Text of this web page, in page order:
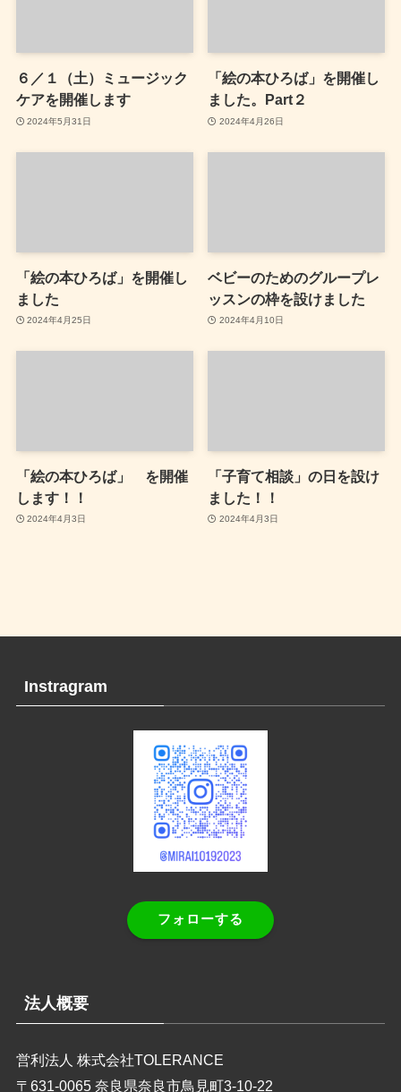
６／１（土）ミュージック
ケアを開催します
2024年5月31日
「絵の本ひろば」を開催し
ました。Part２
2024年4月26日
「絵の本ひろば」を開催し
ました
2024年4月25日
ベビーのためのグループレ
ッスンの枠を設けました
2024年4月10日
「絵の本ひろば」 を開催
します！！
2024年4月3日
「子育て相談」の日を設け
ました！！
2024年4月3日
Instragram
フォローする
法人概要
営利法人 株式会社TOLERANCE
〒631-0065 奈良県奈良市鳥見町3-10-22